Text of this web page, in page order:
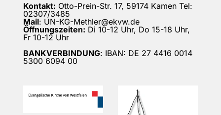
Kontakt: Otto-Prein-Str. 17, 59174 Kamen Tel:
02307/3485
Mail: UN-KG-Methler@ekvw.de
Öffnungszeiten: Di 10-12 Uhr, Do 15-18 Uhr,
Fr 10-12 Uhr
BANKVERBINDUNG: IBAN: DE 27 4416 0014
5300 6094 00